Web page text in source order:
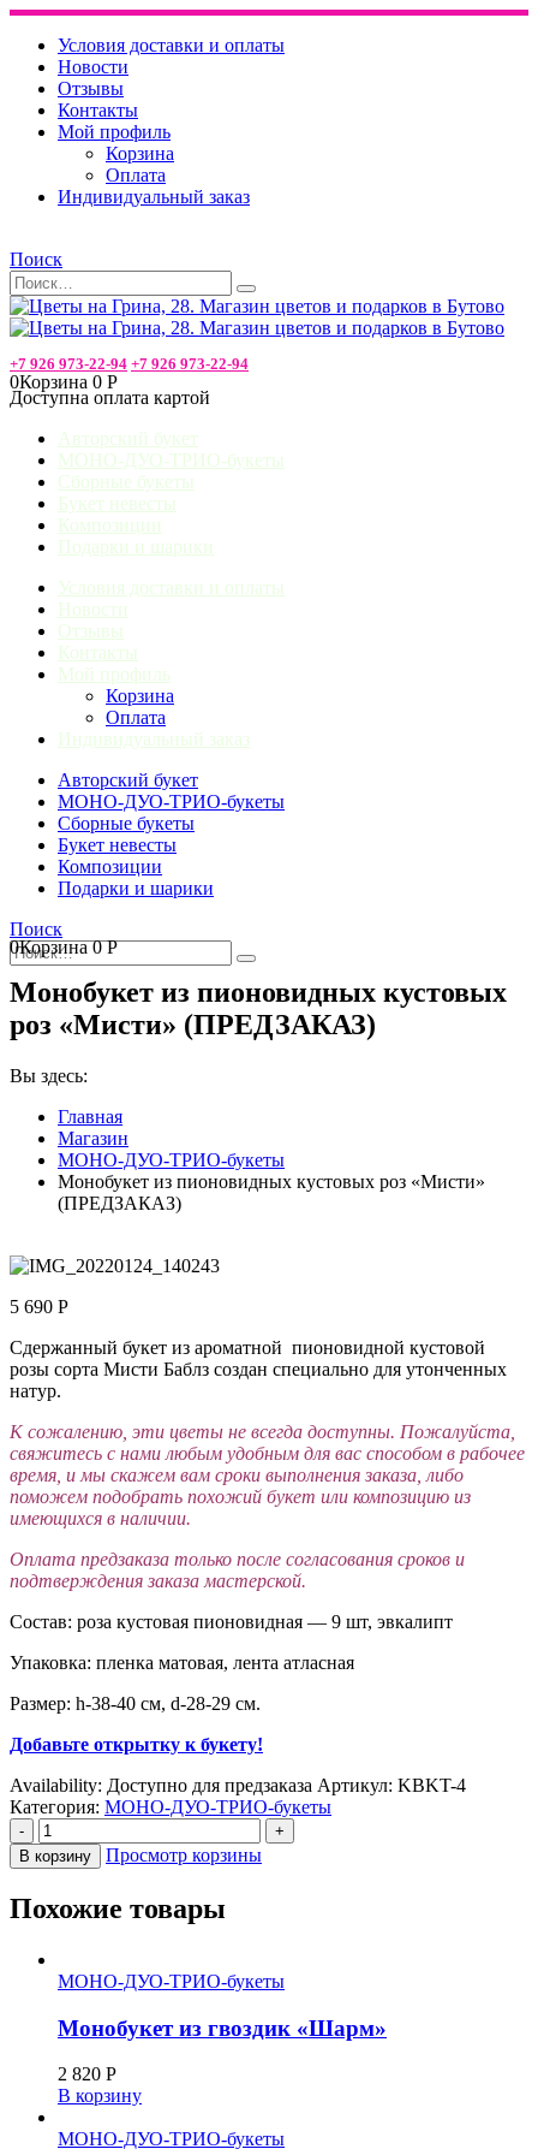
Условия доставки и оплаты
Новости
Отзывы
Контакты
Мой профиль
Корзина
Оплата
Индивидуальный заказ
Поиск
+7 926 973-22-94 +7 926 973-22-94
0Корзина 0 Р
Доступна оплата картой
Авторский букет
МОНО-ДУО-ТРИО-букеты
Сборные букеты
Букет невесты
Композиции
Подарки и шарики
Условия доставки и оплаты
Новости
Отзывы
Контакты
Мой профиль
Корзина
Оплата
Индивидуальный заказ
Авторский букет
МОНО-ДУО-ТРИО-букеты
Сборные букеты
Букет невесты
Композиции
Подарки и шарики
Поиск
0Корзина0Р
Монобукет из пионовидных кустовых
роз «Мисти» (ПРЕДЗАКАЗ)
Вы здесь:
Главная
Магазин
МОНО-ДУО-ТРИО-букеты
Монобукет из пионовидных кустовых роз «Мисти»
(ПРЕДЗАКАЗ)
5 690 Р
Сдержанный букет из ароматной пионовидной кустовой
розы сорта Мисти Баблз создан специально для утонченных
натур.
К сожалению, эти цветы не всегда доступны. Пожалуйста,
свяжитесь с нами любым удобным для вас способом в рабочее
время, и мы скажем вам сроки выполнения заказа, либо
поможем подобрать похожий букет или композицию из
имеющихся в наличии.
Оплата предзаказа только после согласования сроков и
подтверждения заказа мастерской.
Состав: роза кустовая пионовидная — 9 шт, эвкалипт
Упаковка: пленка матовая, лента атласная
Размер: h-38-40 см, d-28-29 см.
Добавьте открытку к букету!
Availability: Доступно для предзаказа Артикул: KBKT-4
Категория: МОНО-ДУО-ТРИО-букеты
-
+
В корзину
Просмотр корзины
Похожие товары
МОНО-ДУО-ТРИО-букеты
Монобукет из гвоздик «Шарм»
2 820 Р
В корзину
МОНО-ДУО-ТРИО-букеты